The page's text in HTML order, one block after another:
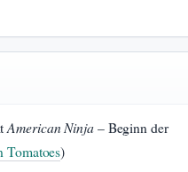
American Ninja– Beginn der
Tomatoes)